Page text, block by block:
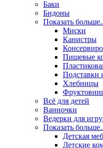
Баки
Бидоны
Показать
Миски
Канистры
Пищевые
Подставки
Хлебницы
Всё для детей
Ванночки
Ведерки для
Показать
Детская
Детские